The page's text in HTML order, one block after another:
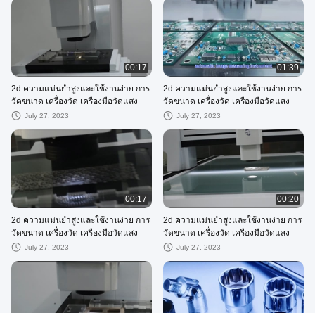
00:17
2d ความแม่นยำสูงและใช้งานง่าย การ
วัดขนาด เครื่องวัด เครื่องมือวัดแสง
July 27, 2023
01:39
2d ความแม่นยำสูงและใช้งานง่าย การ
วัดขนาด เครื่องวัด เครื่องมือวัดแสง
July 27, 2023
00:17
2d ความแม่นยำสูงและใช้งานง่าย การ
วัดขนาด เครื่องวัด เครื่องมือวัดแสง
July 27, 2023
00:20
2d ความแม่นยำสูงและใช้งานง่าย การ
วัดขนาด เครื่องวัด เครื่องมือวัดแสง
July 27, 2023